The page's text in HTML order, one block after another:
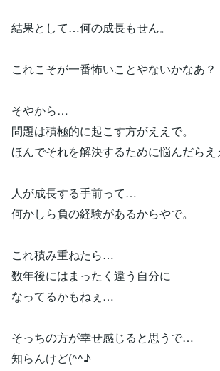
結果として…何の成長もせん。
これこそが一番怖いことやないかなあ？
そやから…
問題は積極的に起こす方がええで。
ほんでそれを解決するために悩んだらえ
人が成長する手前って…
何かしら負の経験があるからやで。
これ積み重ねたら…
数年後にはまったく違う自分に
なってるかもねぇ…
そっちの方が幸せ感じると思うで…
知らんけど(^^♪